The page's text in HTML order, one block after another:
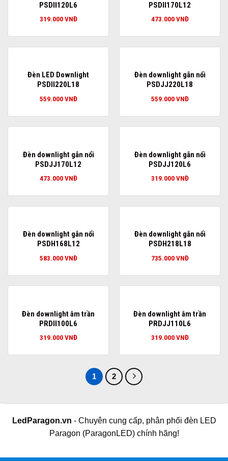
PSDII120L6
319.000VNĐ
PSDII170L12
473.000VNĐ
Đèn LED Downlight
PSDII220L18
559.000VNĐ
Đèn downlight gắn nổi
PSDJJ220L18
559.000VNĐ
Đèn downlight gắn nổi
PSDJJ170L12
473.000VNĐ
Đèn downlight gắn nổi
PSDJJ120L6
319.000VNĐ
Đèn downlight gắn nổi
PSDH168L12
583.000VNĐ
Đèn downlight gắn nổi
PSDH218L18
735.000VNĐ
Đèn downlight âm trần
PRDII100L6
319.000VNĐ
Đèn downlight âm trần
PRDJJ110L6
319.000VNĐ
1 2
LedParagon.vn - Chuyên cung cấp, phân phối đèn LED
Paragon (ParagonLED) chính hãng!